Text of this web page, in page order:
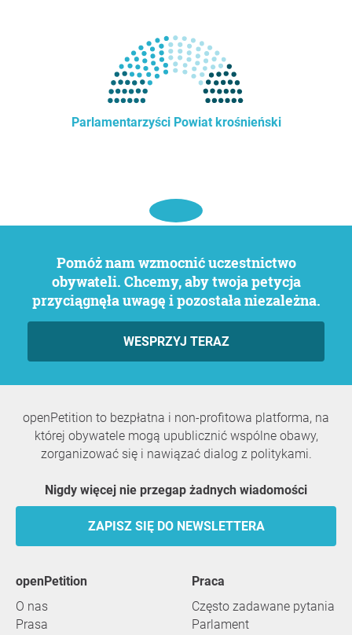
Parlamentarzyści Powiat krośnieński
Pomóż nam wzmocnić uczestnictwo
obywateli. Chcemy, aby twoja petycja
przyciągnęła uwagę i pozostała niezależna.
WESPRZYJ TERAZ
openPetition to bezpłatna i non-profitowa platforma, na
której obywatele mogą upublicznić wspólne obawy,
zorganizować się i nawiązać dialog z politykami.
Nigdy więcej nie przegap żadnych wiadomości
ZAPISZ SIĘ DO NEWSLETTERA
openPetition
O nas
Prasa
praca
Często zadawane pytania
Parlament